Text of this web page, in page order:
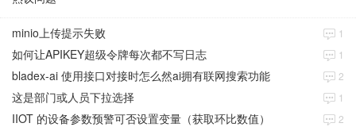
minio上传提示失败 1
如何让APIKEY超级令牌每次都不写日志 1
bladex-ai 使用接口对接时怎么然ai拥有联网搜索功能 2
这是部门或人员下拉选择 1
IIOT 的设备参数预警可否设置变量（获取环比数值） 2